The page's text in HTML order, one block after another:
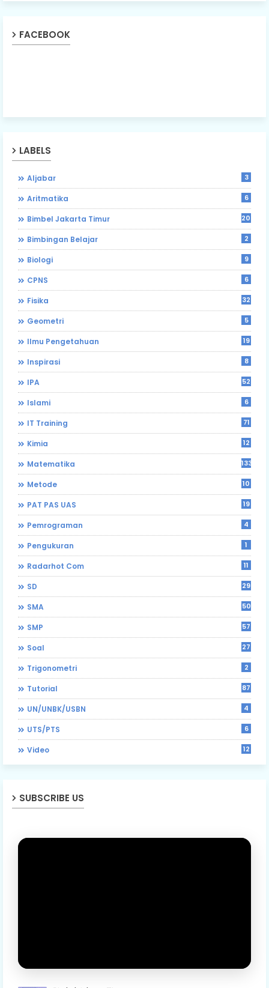
FACEBOOK
LABELS
Aljabar 3
Aritmatika 6
Bimbel Jakarta Timur 203
Bimbingan Belajar 2
Biologi 9
CPNS 6
Fisika 32
Geometri 5
Ilmu Pengetahuan 19
Inspirasi 8
IPA 52
Islami 6
IT Training 71
Kimia 12
Matematika 133
Metode 10
PAT PAS UAS 19
Pemrograman 4
Pengukuran 1
Radarhot Com 11
SD 29
SMA 50
SMP 57
Soal 27
Trigonometri 2
Tutorial 87
UN/UNBK/USBN 4
UTS/PTS 6
Video 12
SUBSCRIBE US